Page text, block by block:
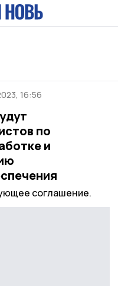
16:56
по
и
соглашение.